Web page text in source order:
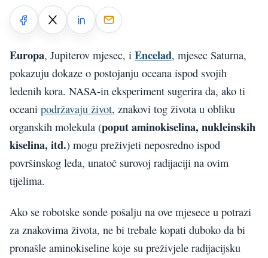
Europa, Jupiterov mjesec, i Encelad, mjesec Saturna,
pokazuju dokaze o postojanju oceana ispod svojih
ledenih kora. NASA-in eksperiment sugerira da, ako ti
oceani podržavaju život, znakovi tog života u obliku
organskih molekula (poput aminokiselina, nukleinskih
kiselina, itd.) mogu preživjeti neposredno ispod
površinskog leda, unatoč surovoj radijaciji na ovim
tijelima.
Ako se robotske sonde pošalju na ove mjesece u potrazi
za znakovima života, ne bi trebale kopati duboko da bi
pronašle aminokiseline koje su preživjele radijacijsku